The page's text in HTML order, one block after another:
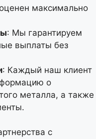
максимально
: Мы гарантируем
выплаты без
: Каждый наш клиент
о
металла, а также
с